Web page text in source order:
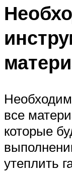
все
которые
утеплить